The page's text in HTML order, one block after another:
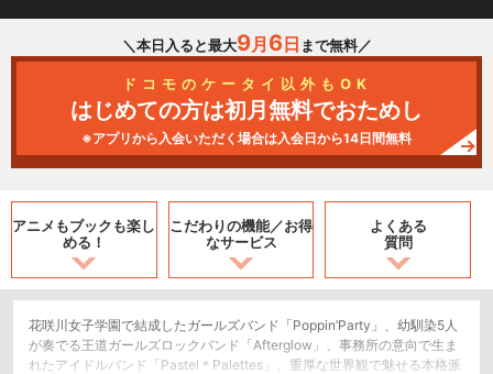
＼本日入ると最大9月 6日 まで無料／
ドコモのケータイ以外もOK
はじめての方は初月無料でおためし
※アプリから入会いただく場合は入会日から14日間無料
アニメもブックも楽し
める！
こだわりの機能／お得
なサービス
よくある
質問
花咲川女子学園で結成したガールズバンド「Poppin’Party」、幼馴染5人
が奏でる王道ガールズロックバンド「Afterglow」、事務所の意向で生ま
れたアイドルバンド「Pastel＊Palettes」、重厚な世界観で魅せる本格派